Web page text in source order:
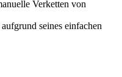
Verketten von
seines einfachen